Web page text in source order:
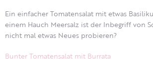
Ein einfacher Tomatensalat mit etwas
einem Hauch Meersalz ist der Inbegriff von
nicht mal etwas Neues probieren?
Bunter Tomatensalat mit Burrata